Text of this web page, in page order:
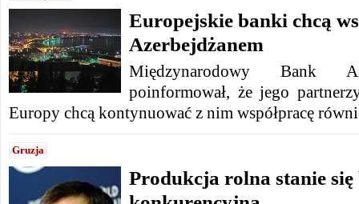
Europejskie banki chcą
Azerbejdżanem
Międzynarodowy Bank
poinformował, że jego
Europy chcą kontynuować z nim współpracę
Gruzja
Produkcja rolna stanie